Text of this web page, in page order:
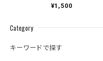
Category
キーワードで探す
¥1,500